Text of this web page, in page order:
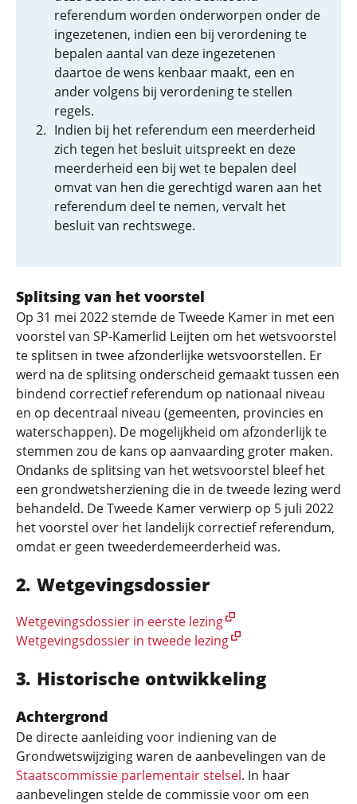
referendum worden onderworpen onder de
ingezetenen, indien een bij verordening te
bepalen aantal van deze ingezetenen
daartoe de wens kenbaar maakt, een en
ander volgens bij verordening te stellen
regels.
Indien bij het referendum een meerderheid
zich tegen het besluit uitspreekt en deze
meerderheid een bij wet te bepalen deel
omvat van hen die gerechtigd waren aan het
referendum deel te nemen, vervalt het
besluit van rechtswege.
Splitsing van het voorstel
Op 31 mei 2022 stemde de Tweede Kamer in met een
voorstel van SP-Kamerlid Leijten om het wetsvoorstel
te splitsen in twee afzonderlijke wetsvoorstellen. Er
werd na de splitsing onderscheid gemaakt tussen een
bindend correctief referendum op nationaal niveau
en op decentraal niveau (gemeenten, provincies en
waterschappen). De mogelijkheid om afzonderlijk te
stemmen zou de kans op aanvaarding groter maken.
Ondanks de splitsing van het wetsvoorstel bleef het
een grondwetsherziening die in de tweede lezing werd
behandeld. De Tweede Kamer verwierp op 5 juli 2022
het voorstel over het landelijk correctief referendum,
omdat er geen tweederdemeerderheid was.
Wetgevingsdossier
Wetgevingsdossier in eerste lezing
Wetgevingsdossier in tweede lezing
Historische ontwikkeling
Achtergrond
De directe aanleiding voor indiening van de
Grondwetswijziging waren de aanbevelingen van de
Staatscommissie parlementair stelsel. In haar
aanbevelingen stelde de commissie voor om een